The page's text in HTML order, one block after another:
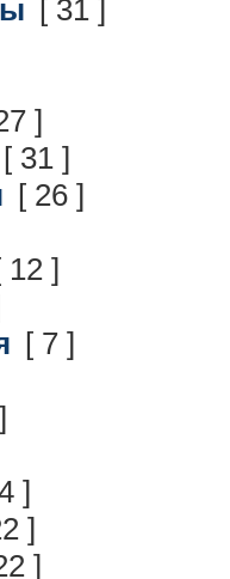
[ 31 ]
]
[ 31 ]
[ 26 ]
12 ]
[ 7 ]
]
]
]